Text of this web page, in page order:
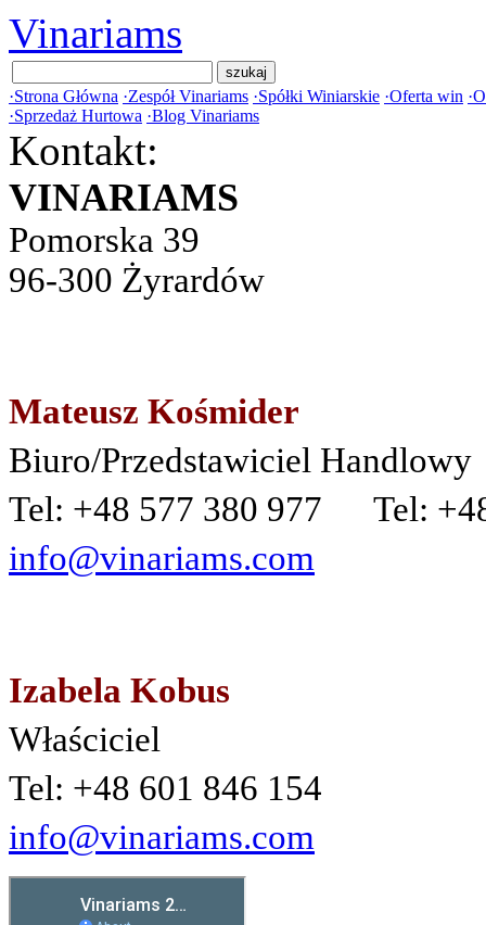
Vinariams
·Strona Główna ·Zespół Vinariams ·Spółki Winiarskie ·Oferta win ·
·Sprzedaż Hurtowa ·Blog Vinariams
Kontakt:
VINARIAMS
Pomorska 39
96-300 Żyrardów
Mateusz Kośmider
Biuro/Przedstawiciel Handlowy
Tel: +48 577 380 977 Tel:
info@vinariams.com
Izabela Kobus
Właściciel
Tel: +48 601 846 154
info@vinariams.com